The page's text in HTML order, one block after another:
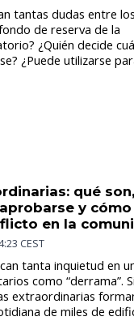
tantas dudas entre los
de reserva de la
¿Quién decide
¿Puede utilizarse
qué son,
y cómo
en la
CEST
tanta inquietud en
como “derrama”.
extraordinarias
de miles de